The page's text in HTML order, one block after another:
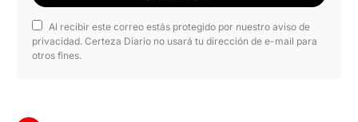
Al recibir este correo estás protegido por nuestro aviso de
privacidad. Certeza Diario no usará tu dirección de e-mail para
otros fines.